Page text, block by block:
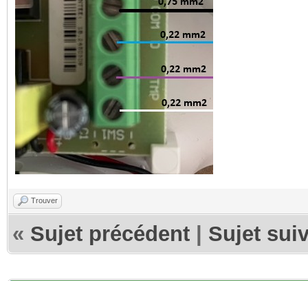
Trouver
« Sujet précédent Sujet